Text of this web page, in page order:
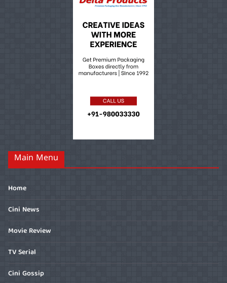
Main Menu
Home
Cini News
Movie Review
TV Serial
Cini Gossip